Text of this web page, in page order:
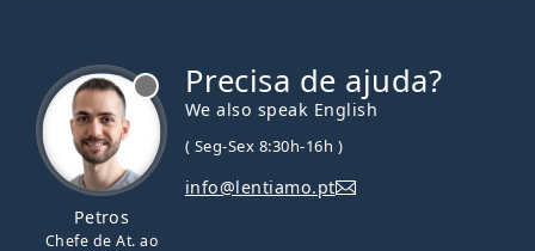
Petros
Chefe de At. ao
Precisa de ajuda?
We also speak English
( Seg-Sex 8:30h-16h )
info@lentiamo.pt